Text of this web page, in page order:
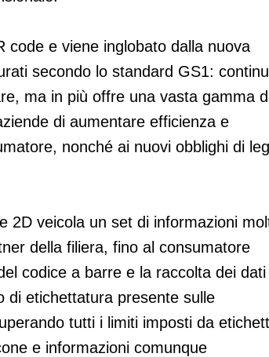
code e viene inglobato dalla nuova
secondo lo standard GS1:
ma in più offre una vasta gamma
di aumentare efficienza e
nonché ai nuovi obblighi di
2D veicola un set di informazioni
della filiera, fino al consumatore
codice a barre e la raccolta dei
di etichettatura presente sulle
tutti i limiti imposti da
e informazioni comunque